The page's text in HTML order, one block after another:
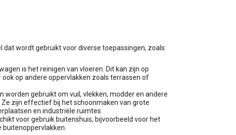
wordt gebruikt voor diverse toepassingen, zoals:
is het reinigen van vloeren. Dit kan zijn op
op andere oppervlakken zoals terrassen of
worden gebruikt om vuil, vlekken, modder en andere
zijn effectief bij het schoonmaken van grote
en industriële ruimtes.
voor gebruik buitenshuis, bijvoorbeeld voor het